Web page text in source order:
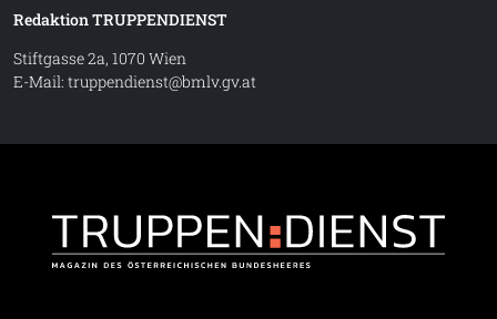
Redaktion TRUPPENDIENST
Stiftgasse 2a, 1070 Wien
E-Mail: truppendienst@bmlv.gv.at